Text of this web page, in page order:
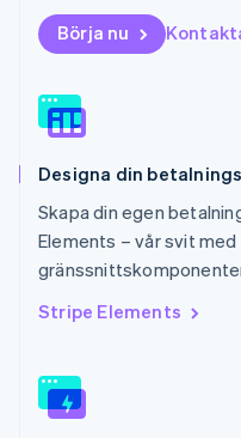
Börja nu
Designa din
Skapa din egen
Elements – vår svit
Stripe Elements
English
Polen
Português
Rumänien
Schweiz
DeutschFrançaisItaliano
Singapore
Slovakien
English
Spanien
Español